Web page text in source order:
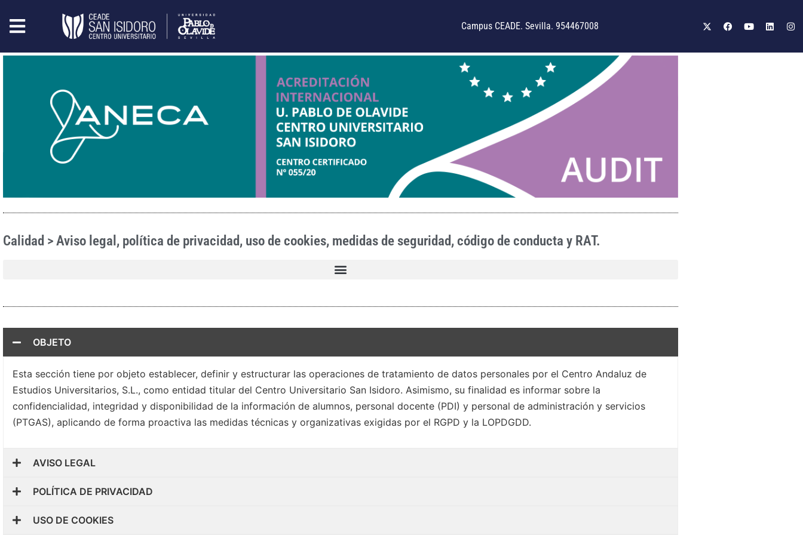
Campus CEADE. Sevilla. 954467008
Calidad > Aviso legal, política de privacidad, uso de cookies, medidas de seguridad, código de conducta y RAT.
OBJETO
Esta sección tiene por objeto establecer, definir y estructurar las operaciones de tratamiento de datos personales por el Centro Andaluz de
Estudios Universitarios, S.L., como entidad titular del Centro Universitario San Isidoro. Asimismo, su finalidad es informar sobre la
confidencialidad, integridad y disponibilidad de la información de alumnos, personal docente (PDI) y personal de administración y servicios
(PTGAS), aplicando de forma proactiva las medidas técnicas y organizativas exigidas por el RGPD y la LOPDGDD.
AVISO LEGAL
POLÍTICA DE PRIVACIDAD
USO DE COOKIES